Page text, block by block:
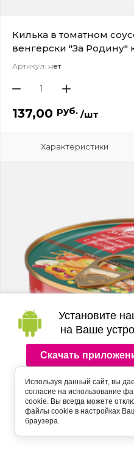
Килька в томатном
венгерски "За Родину"
Артикул: нет
137,00 руб. /шт
Характеристики
Установите
на Ваше
Скачать
Подпишитесь на
push-
Подписаться
Используя данный сайт, вы
согласие на использование
cookie. Вы всегда можете
файлы cookie в настройках
браузера.